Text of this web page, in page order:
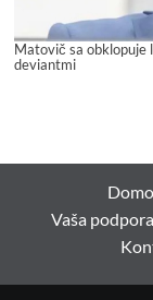
Matovič sa obklopuje
deviantmi
Vaša